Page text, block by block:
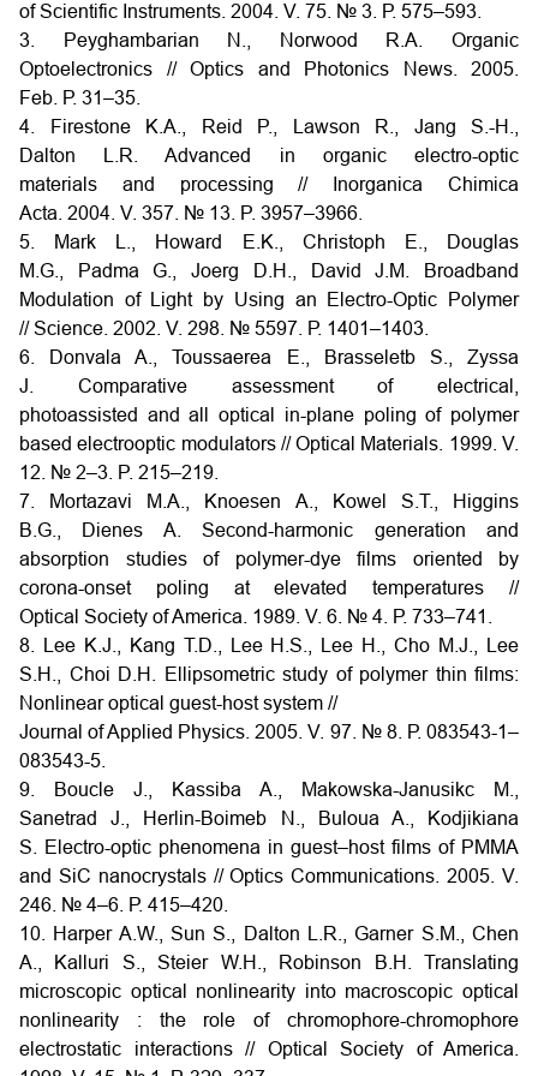
оf Scientific Instruments. 2004. V. 75. № 3. Р. 575–593.
3. Peyghambarian N., Norwood R.A. Organic
Optoelectronics // Optics and Photonics News. 2005.
Feb. Р. 31–35.
4. Firestone K.A., Reid P., Lawson R., Jang S.-H.,
Dalton L.R. Advanced in organic electro-optic
materials and processing // Inorganica Chimica
Acta. 2004. V. 357. № 13. P. 3957–3966.
5. Mark L., Howard E.K., Christoph E., Douglas
M.G., Padma G., Joerg D.H., David J.M. Broadband
Modulation of Light by Using an Electro-Optic Polymer
// Science. 2002. V. 298. № 5597. Р. 1401–1403.
6. Donvala A., Toussaerea E., Brasseletb S., Zyssa
J. Comparative assessment of electrical,
photoassisted and all optical in-plane poling of polymer
based electrooptic modulators // Optical Materials. 1999. V.
12. № 2–3. P. 215–219.
7. Mortazavi M.A., Knoesen A., Kowel S.T., Higgins
B.G., Dienes A. Second-harmonic generation and
absorption studies of polymer-dye films oriented by
corona-onset poling at elevated temperatures //
Optical Society of America. 1989. V. 6. № 4. Р. 733–741.
8. Lee K.J., Kang T.D., Lee H.S., Lee H., Cho M.J., Lee
S.H., Choi D.H. Ellipsometric study of polymer thin films:
Nonlinear optical guest-host system //
Journal оf Applied Physics. 2005. V. 97. № 8. Р. 083543-1–
083543-5.
9. Boucle J., Kassiba A., Makowska-Janusikc M.,
Sanetrad J., Herlin-Boimeb N., Buloua A., Kodjikiana
S. Electro-optic phenomena in guest–host films of PMMA
and SiC nanocrystals // Optics Communications. 2005. V.
246. № 4–6. Р. 415–420.
10. Harper A.W., Sun S., Dalton L.R., Garner S.M., Chen
A., Kalluri S., Steier W.H., Robinson B.H. Translating
microscopic optical nonlinearity into macroscopic optical
nonlinearity : the role of chromophore-chromophore
electrostatic interactions // Optical Society of America.